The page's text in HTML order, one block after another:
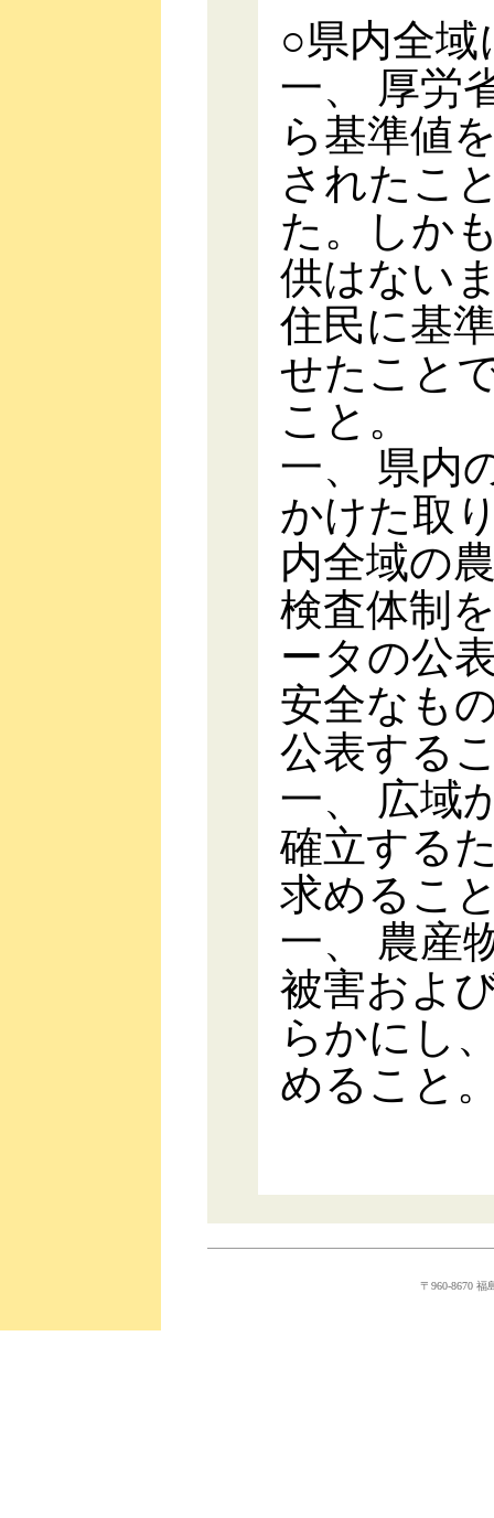
○県内全
一、 厚労
ら基準値
されたこ
た。しか
供はない
住民に基
せたこと
こと。
一、 県内
かけた取
内全域の
検査体制
ータの公
安全なも
公表する
一、 広域
確立する
求めるこ
一、 農産
被害およ
らかにし
めること
〒960-8670 福